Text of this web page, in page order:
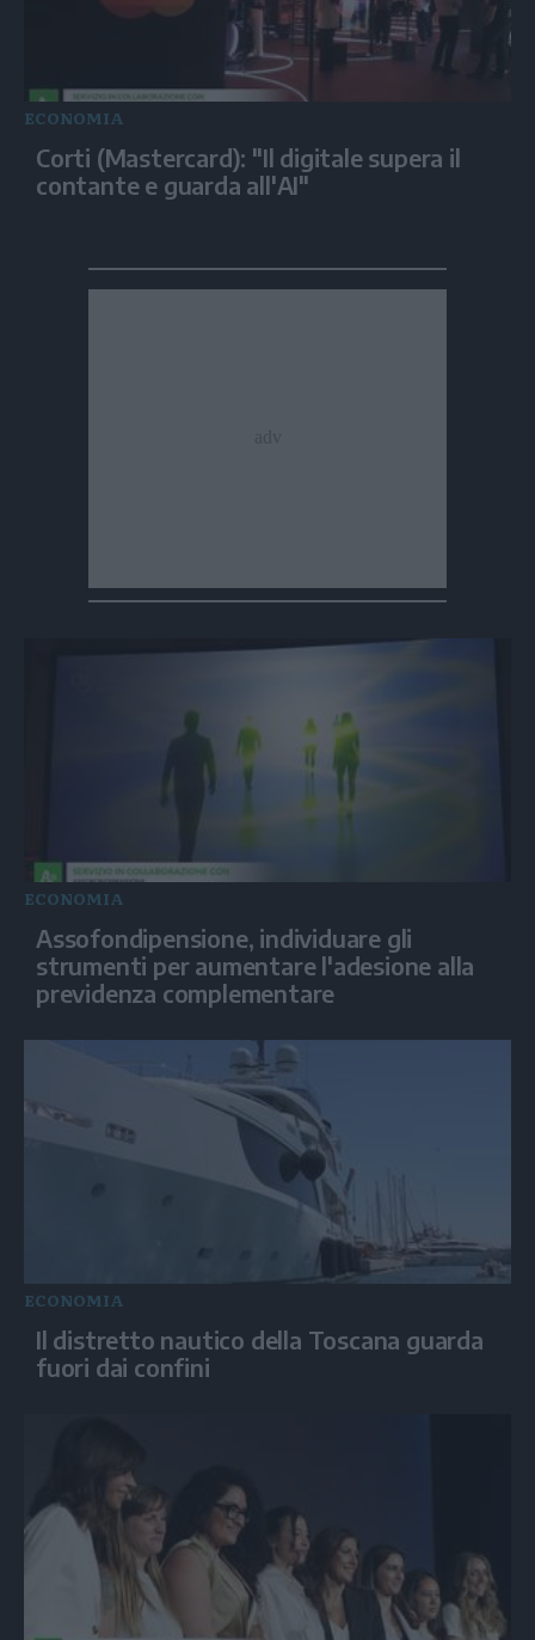
ECONOMIA
Corti (Mastercard): "Il digitale supera il
contante e guarda all'AI"
ECONOMIA
Assofondipensione, individuare gli
strumenti per aumentare l'adesione alla
previdenza complementare
ECONOMIA
Il distretto nautico della Toscana guarda
fuori dai confini